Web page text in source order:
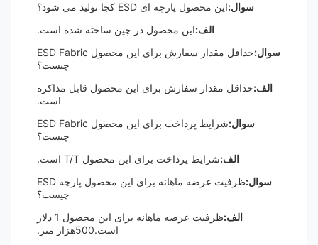
سوال:این محصول پارچه ای ESD کجا تولید می شود؟
الف:این محصول در چین ساخته شده است.
سوال:
حداقل مقدار سفارش برای این محصول ESD Fabric
چیست؟
الف:حداقل مقدار سفارش برای این محصول قابل مذاکره
است.
سوال:
شرایط پرداخت برای این محصول ESD Fabric
چیست؟
الف:شرایط پرداخت برای این محصول T/T است.
سوال:
ظرفیت عرضه ماهانه برای این محصول پارچه ESD
چیست؟
الف:
ظرفیت عرضه ماهانه برای این محصول 1 دلار
است.500هزار متر.